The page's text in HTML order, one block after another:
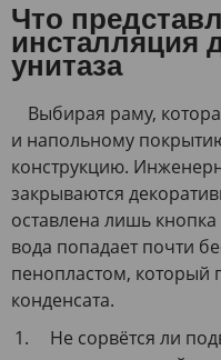
Что
инсталляция
унитаза
Выбирая раму,
и напольному
конструкцию.
закрываются
оставлена лишь
вода попадает почти
пенопластом, который
конденсата.
Не сорвётся ли